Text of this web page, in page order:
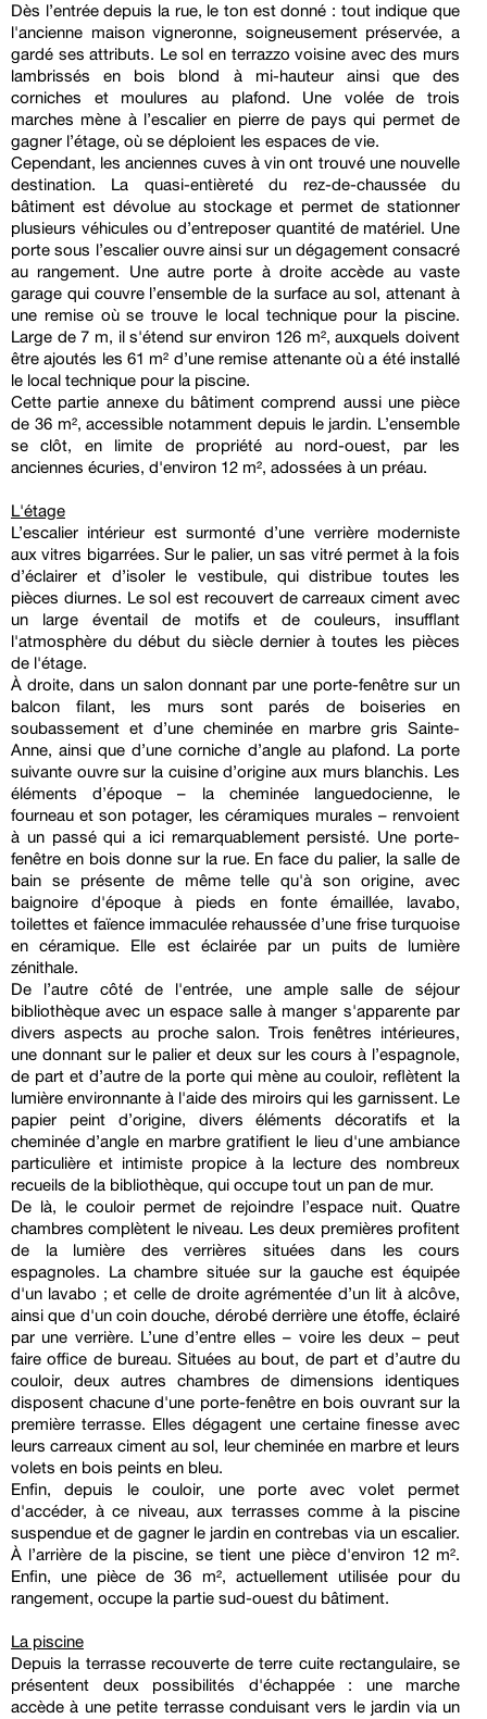
Dès l’entrée depuis la rue, le ton est donné : tout indique que
l'ancienne maison vigneronne, soigneusement préservée, a
gardé ses attributs. Le sol en terrazzo voisine avec des murs
lambrissés en bois blond à mi-hauteur ainsi que des
corniches et moulures au plafond. Une volée de trois
marches mène à l’escalier en pierre de pays qui permet de
gagner l’étage, où se déploient les espaces de vie.
Cependant, les anciennes cuves à vin ont trouvé une nouvelle
destination. La quasi-entièreté du rez-de-chaussée du
bâtiment est dévolue au stockage et permet de stationner
plusieurs véhicules ou d’entreposer quantité de matériel. Une
porte sous l’escalier ouvre ainsi sur un dégagement consacré
au rangement. Une autre porte à droite accède au vaste
garage qui couvre l’ensemble de la surface au sol, attenant à
une remise où se trouve le local technique pour la piscine.
Large de 7 m, il s'étend sur environ 126 m², auxquels doivent
être ajoutés les 61 m² d’une remise attenante où a été installé
le local technique pour la piscine.
Cette partie annexe du bâtiment comprend aussi une pièce
de 36 m², accessible notamment depuis le jardin. L’ensemble
se clôt, en limite de propriété au nord-ouest, par les
anciennes écuries, d'environ 12 m², adossées à un préau.
L'étage
L’escalier intérieur est surmonté d’une verrière moderniste
aux vitres bigarrées. Sur le palier, un sas vitré permet à la fois
d’éclairer et d’isoler le vestibule, qui distribue toutes les
pièces diurnes. Le sol est recouvert de carreaux ciment avec
un large éventail de motifs et de couleurs, insufflant
l'atmosphère du début du siècle dernier à toutes les pièces
de l'étage.
À droite, dans un salon donnant par une porte-fenêtre sur un
balcon filant, les murs sont parés de boiseries en
soubassement et d’une cheminée en marbre gris Sainte-
Anne, ainsi que d’une corniche d’angle au plafond. La porte
suivante ouvre sur la cuisine d’origine aux murs blanchis. Les
éléments d’époque – la cheminée languedocienne, le
fourneau et son potager, les céramiques murales – renvoient
à un passé qui a ici remarquablement persisté. Une porte-
fenêtre en bois donne sur la rue. En face du palier, la salle de
bain se présente de même telle qu'à son origine, avec
baignoire d'époque à pieds en fonte émaillée, lavabo,
toilettes et faïence immaculée rehaussée d’une frise turquoise
en céramique. Elle est éclairée par un puits de lumière
zénithale.
De l’autre côté de l'entrée, une ample salle de séjour
bibliothèque avec un espace salle à manger s'apparente par
divers aspects au proche salon. Trois fenêtres intérieures,
une donnant sur le palier et deux sur les cours à l’espagnole,
de part et d’autre de la porte qui mène au couloir, reflètent la
lumière environnante à l'aide des miroirs qui les garnissent. Le
papier peint d’origine, divers éléments décoratifs et la
cheminée d’angle en marbre gratifient le lieu d'une ambiance
particulière et intimiste propice à la lecture des nombreux
recueils de la bibliothèque, qui occupe tout un pan de mur.
De là, le couloir permet de rejoindre l’espace nuit. Quatre
chambres complètent le niveau. Les deux premières profitent
de la lumière des verrières situées dans les cours
espagnoles. La chambre située sur la gauche est équipée
d'un lavabo ; et celle de droite agrémentée d’un lit à alcôve,
ainsi que d'un coin douche, dérobé derrière une étoffe, éclairé
par une verrière. L’une d’entre elles – voire les deux – peut
faire office de bureau. Situées au bout, de part et d’autre du
couloir, deux autres chambres de dimensions identiques
disposent chacune d'une porte-fenêtre en bois ouvrant sur la
première terrasse. Elles dégagent une certaine finesse avec
leurs carreaux ciment au sol, leur cheminée en marbre et leurs
volets en bois peints en bleu.
Enfin, depuis le couloir, une porte avec volet permet
d'accéder, à ce niveau, aux terrasses comme à la piscine
suspendue et de gagner le jardin en contrebas via un escalier.
À l’arrière de la piscine, se tient une pièce d'environ 12 m².
Enfin, une pièce de 36 m², actuellement utilisée pour du
rangement, occupe la partie sud-ouest du bâtiment.
La piscine
Depuis la terrasse recouverte de terre cuite rectangulaire, se
présentent deux possibilités d'échappée : une marche
accède à une petite terrasse conduisant vers le jardin via un